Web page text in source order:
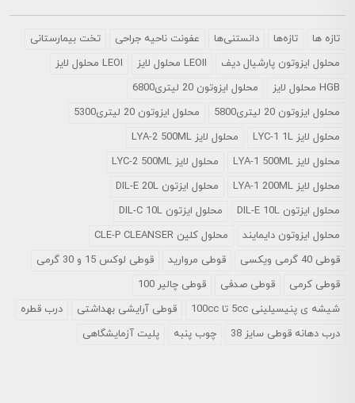
تازه ها تازه‌ها دانستنی‌ها عفونت ناحیه جراحی
تخت بیمارستانی
محلول ايزوتون پارشيال ديف
LEOII محلول لایز
LEOI محلول لایز
HGB محلول لایز
محلول ایزوتون 20 لیتری6800
محلول ایزوتون 20 لیتری5800
محلول ایزوتون 20 لیتری5300
محلول لایز LYC-1 1L
محلول لایز LYA-2 500ML
محلول لایز LYA-1 500ML
محلول لایز LYC-2 500ML
محلول لایز LYA-1 200ML
محلول ایزتون DIL-E 20L
محلول ایزتون DIL-E 10L
محلول ایزتون DIL-C 10L
محلول ایزوتون دایمایند
محلول کلین CLE-P CLEANSER
قوطی 40 گرمی ویکسی
قوطی مروارید
قوطی لوکس 15 و 30 گرمی
قوطی کرمی
قوطی صدفی
قوطی چالیر 100
شیشه ی پنیسیلینی 5cc تا 100cc
قوطی آرایشی بهداشتی
درب قطره
درب دهانه قوطی سایز 38
چوب پنبه پلیت آزمایشگاهی